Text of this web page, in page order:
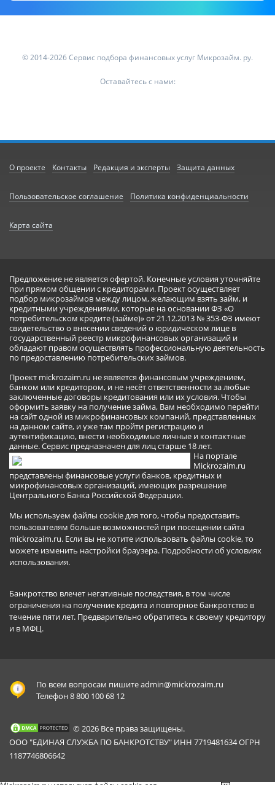
© 2014-2026 Сервис подбора финансовых услуг Микрозайм. ру.
Оставайтесь с нами:
О проекте Контакты Редакция и эксперты Защита данных
Пользовательское соглашение Политика конфиденциальности
Карта сайта
Предложение не является офертой. Конечные условия уточняйте
при прямом общении с кредиторами. Проект осуществляет
подбор микрозаймов между лицом, желающим взять займ, и
кредитными учреждениями, которые на основании ФЗ «О
потребительском кредите (займе)» от 21.12.2013 № 353-ФЗ имеют
свидетельство о внесении сведений о юридическом лице в
государственный реестр микрофинансовых организаций и
обладают правом осуществлять профессиональную деятельность
по предоставлению потребительских займов.
Проект mickrozaim.ru не является финансовым учреждением,
банком или кредитором, и не несёт ответственности за любые
заключенные договоры кредитования или их условия. Чтобы
оформить заявку на получение займа, Вам необходимо перейти
на сайт одной из микрофинансовых компаний, представленных
на данном сайте, и уже там пройти регистрацию и
аутентификацию, внести необходимые личные и контактные
данные. Сервис предназначен для лиц старше 18 лет.
На портале
Mickrozaim.ru
представлены финансовые услуги банков, кредитных и
микрофинансовых организаций, имеющих разрешение
Центрального Банка Российской Федерации.
Мы используем файлы cookie для того, чтобы предоставить
пользователям больше возможностей при посещении сайта
mickrozaim.ru. Если вы не хотите использовать файлы cookie, то
можете изменить настройки браузера. Подробности об условиях
использования.
Банкротство влечет негативные последствия, в том числе
ограничения на получение кредита и повторное банкротство в
течение пяти лет. Предварительно обратитесь к своему кредитору
и в МФЦ.
По всем вопросам пишитеadmin@mickrozaim.ru
Телефон 8 800 100 68 12
© 2026 Все права защищены.
ООО "ЕДИНАЯ СЛУЖБА ПО БАНКРОТСТВУ" ИНН 7719481634 ОГРН
1187746806642